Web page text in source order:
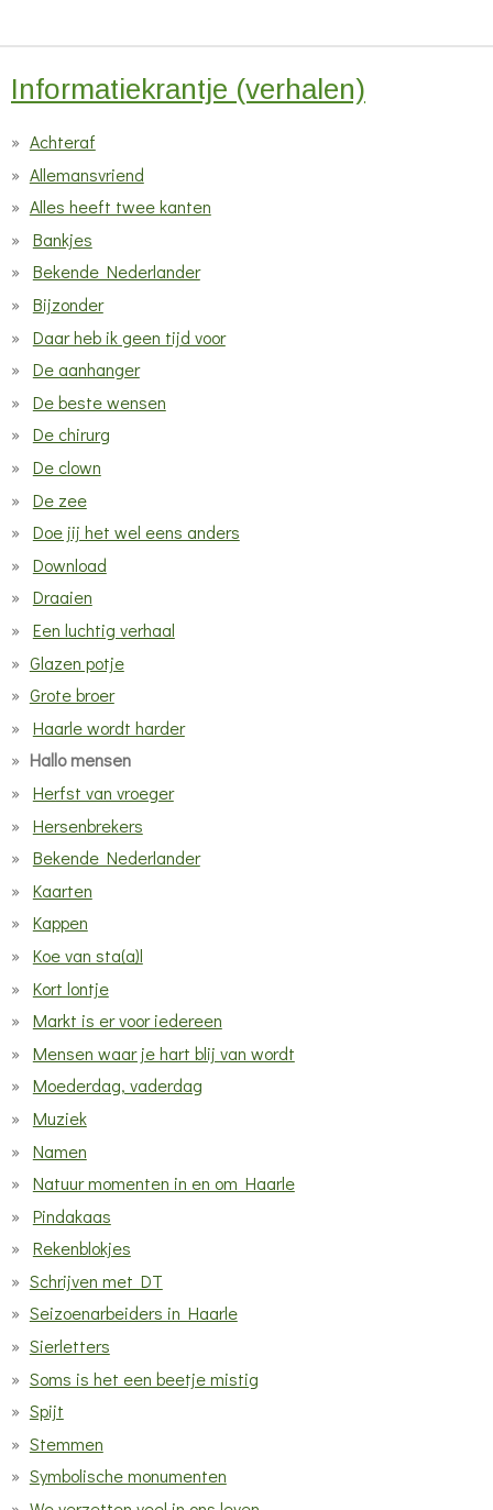
Informatiekrantje (verhalen)
Achteraf
Allemansvriend
Alles heeft twee kanten
Bankjes
Bekende Nederlander
Bijzonder
Daar heb ik geen tijd voor
De aanhanger
De beste wensen
De chirurg
De clown
De zee
Doe jij het wel eens anders
Download
Draaien
Een luchtig verhaal
Glazen potje
Grote broer
Haarle wordt harder
Hallo mensen
Herfst van vroeger
Hersenbrekers
Bekende Nederlander
Kaarten
Kappen
Koe van sta(a)l
Kort lontje
Markt is er voor iedereen
Mensen waar je hart blij van wordt
Moederdag, vaderdag
Muziek
Namen
Natuur momenten in en om Haarle
Pindakaas
Rekenblokjes
Schrijven met DT
Seizoenarbeiders in Haarle
Sierletters
Soms is het een beetje mistig
Spijt
Stemmen
Symbolische monumenten